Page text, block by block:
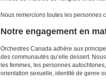
Nous remercions toutes les personnes
Notre engagement en
Orchestres Canada adhère aux
des communautés qu’elle dessert.
les femmes, les personnes
orientation sexuelle, identité de genre